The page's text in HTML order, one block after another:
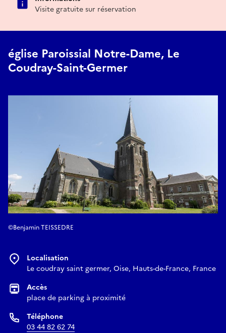
Visite gratuite sur réservation
église Paroissial Notre-Dame, Le
Coudray-Saint-Germer
©Benjamin TEISSEDRE
Localisation
Le coudray saint germer, Oise, Hauts-de-France, France
Accès
place de parking à proximité
Téléphone
03 44 82 62 74